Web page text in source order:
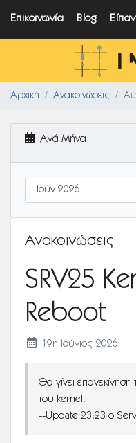
Επικοινωνία Blog
Αρχική Ανακοινώσεις
Ανά Μήνα
Ανακοινώσεις
SRV25
Reboot
19η Ιούνιος 2026
Θα γίνει
του kernel.
--Update 23:23 o